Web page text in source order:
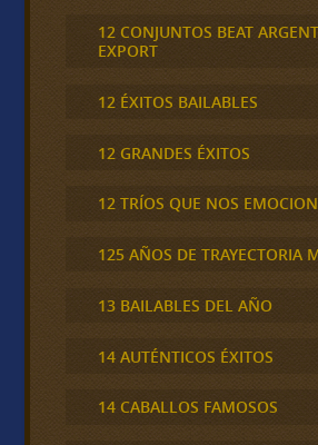
12 CONJUNTOS BEAT
EXPORT
12 ÉXITOS BAILABLES
12 GRANDES ÉXITOS
12 TRÍOS QUE NOS
125 AÑOS DE TRAYECTORIA
13 BAILABLES DEL AÑO
14 AUTÉNTICOS ÉXITOS
14 CABALLOS FAMOSOS